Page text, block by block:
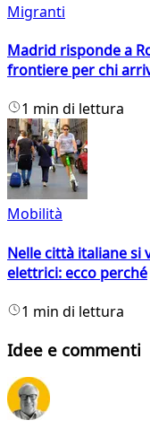
Migranti
Madrid risponde a
frontiere per chi
1 min di lettura
Mobilità
Nelle città italiane
elettrici: ecco perché
1 min di lettura
Idee e commenti